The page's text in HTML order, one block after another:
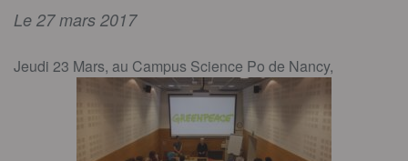
Le 27 mars 2017
Jeudi 23 Mars, au Campus Science Po de Nancy,